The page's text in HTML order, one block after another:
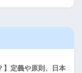
】定義や原則、日本